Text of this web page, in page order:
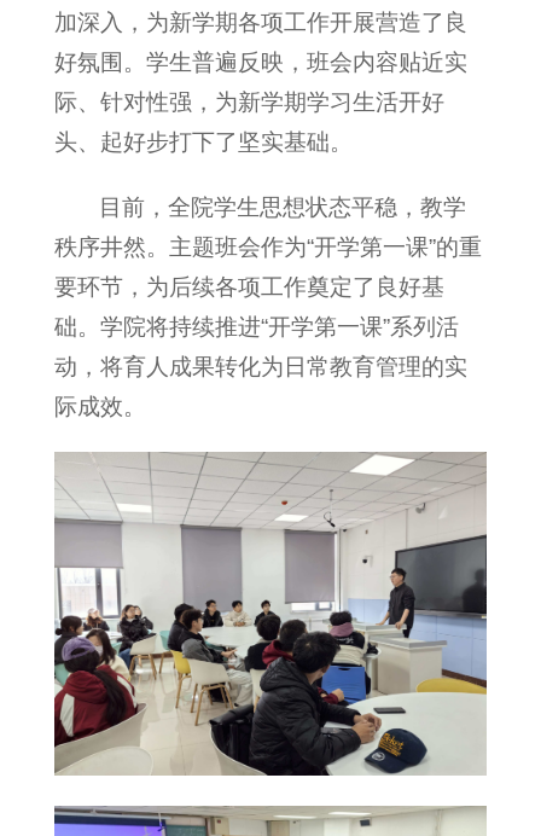
加深入，为新学期各项工作开展营造了良
好氛围。学生普遍反映，班会内容贴近实
际、针对性强，为新学期学习生活开好
头、起好步打下了坚实基础。
目前，全院学生思想状态平稳，教学
秩序井然。主题班会作为“开学第一课”的重
要环节，为后续各项工作奠定了良好基
础。学院将持续推进“开学第一课”系列活
动，将育人成果转化为日常教育管理的实
际成效。